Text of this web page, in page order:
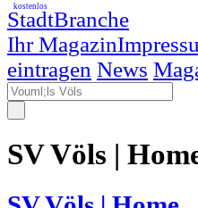
StadtBranche
Ihr Magazin
kostenlos
eintragen News
SV Völs |